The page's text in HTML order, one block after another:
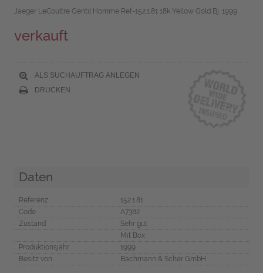
Jaeger LeCoultre Gentil Homme Ref-152.1.81 18k Yellow Gold Bj. 1999
verkauft
ALS SUCHAUFTRAG ANLEGEN
DRUCKEN
Daten
Referenz
152.1.81
Code
A7382
Zustand
Sehr gut
Mit Box
Produktionsjahr
1999
Besitz von
Bachmann & Scher GmbH